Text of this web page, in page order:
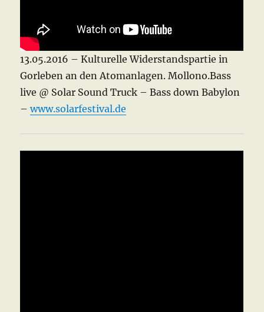
13.05.2016 – Kulturelle Widerstandspartie in
Gorleben an den Atomanlagen. Mollono.Bass
live @ Solar Sound Truck – Bass down Babylon
–www.solarfestival.de